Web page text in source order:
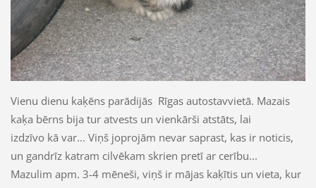
Vienu dienu kaķēns parādijās Rīgas autostavvietā. Mazais
kaķa bērns bija tur atvests un vienkārši atstāts, lai
izdzīvo kā var... Viņš joprojām nevar saprast, kas ir noticis,
un gandrīz katram cilvēkam skrien pretī ar cerību...
Mazulim apm. 3-4 mēneši, viņš ir mājas kaķītis un vieta, kur